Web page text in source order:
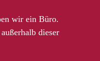
wir ein Büro.
dieser